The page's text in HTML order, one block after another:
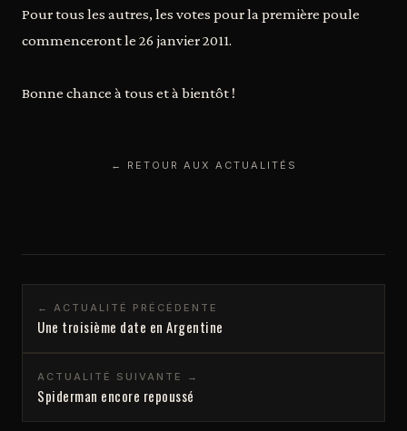
Pour tous les autres, les votes pour la première poule
commenceront le 26 janvier 2011.
Bonne chance à tous et à bientôt !
← RETOUR AUX ACTUALITÉS
← ACTUALITÉ PRÉCÉDENTE
Une troisième date en Argentine
ACTUALITÉ SUIVANTE →
Spiderman encore repoussé